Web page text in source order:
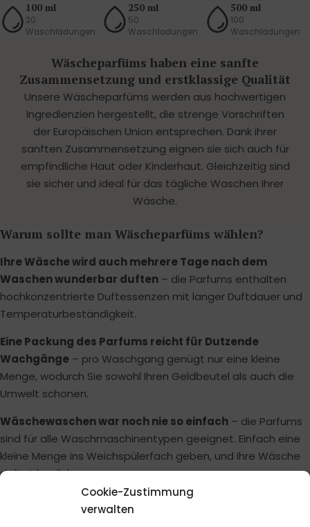
Cookie-Zustimmung
verwalten
100 ml
20
Waschladungen
250 ml
50
Waschladungen
500 ml
100
Waschladungen
Wäscheparfüms haben eine sanfte
Zusammensetzung und erstklassige Qualität
Unsere Wäscheparfüms werden aus hochwertigen
Ingredienzien hergestellt, die strenge Vorschriften
der Europäischen Union entsprechen. Dank ihrer
sanften Zusammensetzung eignen sie sich auch für
empfindliche Haut oder Kinderhaut. Gleichzeitig sind
sie sicher und ideal für das tägliche Waschen Ihrer
Wäsche.
Warum sollte man Wäscheparfüms wählen?
Ihre Wäsche wird auch mehrere Tage nach dem
Waschen wunderbar duften – die Parfums enthalten
hochkonzentrierte Duftessenzen mit langer Duftdauer und
Temperaturbeständigkeit.
Eine Packung des Parfums reicht für Dutzende
Wachgänge – pro Waschgang genügt nur eine kleine
Menge, wodurch Sie sowohl Ihren Geldbeutel als auch die
Umwelt schonen.
Wäschewaschen war noch nie so einfach – die Parfums
sind für alle Waschmaschinentypen geeignet. Einfach eine
kleine Menge ins Weichspülerfach geben, und Ihre Wäsche
duftet herrlich.
Sie werden nicht unbemerkt bleiben
werden Sie fragen, womit Sie waschen. Wir kreieren